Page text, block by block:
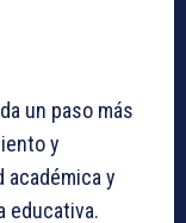
un paso más
y
académica y
educativa.